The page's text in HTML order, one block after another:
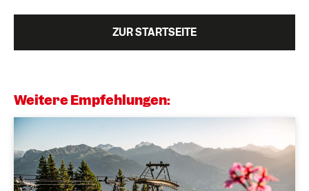
ZUR STARTSEITE
Weitere Empfehlungen: